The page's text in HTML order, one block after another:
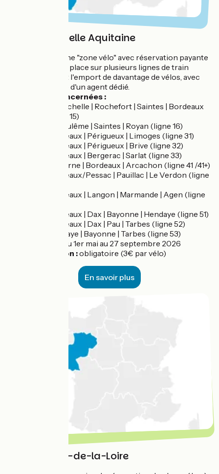
Région Nouvelle Aquitaine
: une "zone vélo" avec réservation payante
est mise en place sur plusieurs lignes de train
permettant l'emport de davantage de vélos, avec
l'assistance d'un agent dédié.
Lignes concernées :
La Rochelle | Rochefort | Saintes | Bordeaux
(ligne 15)
Angoulême | Saintes | Royan (ligne 16)
Bordeaux | Périgueux | Limoges (ligne 31)
Bordeaux | Périgueux | Brive (ligne 32)
Bordeaux | Bergerac | Sarlat (ligne 33)
Libourne | Bordeaux | Arcachon (ligne 41 /41+)
Bordeaux/Pessac | Pauillac | Le Verdon (ligne
Bordeaux | Langon | Marmande | Agen (ligne
Bordeaux | Dax | Bayonne | Hendaye (ligne 51)
Bordeaux | Dax | Pau | Tarbes (ligne 52)
Hendaye | Bayonne | Tarbes (ligne 53)
: du 1er mai au 27 septembre 2026
Réservation :obligatoire (3€ par vélo)
En savoir plus
Région Pays-de-la-Loire